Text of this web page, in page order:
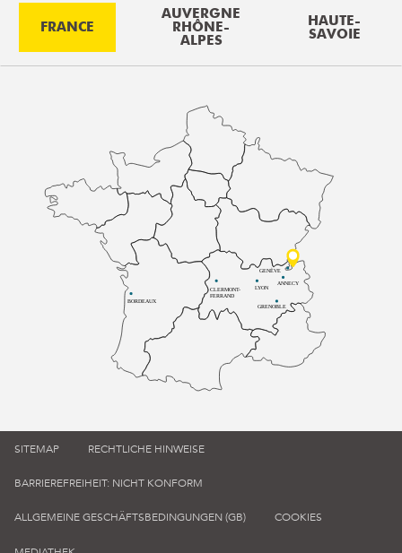
FRANCE
AUVERGNE
RHÔNE-
ALPES
HAUTE-
SAVOIE
BORDEAUX
CLERMONT-
FERRAND
LYON
ANNECY
GRENOBLE
GENÈVE
SITEMAP RECHTLICHE HINWEISE
BARRIEREFREIHEIT: NICHT KONFORM
ALLGEMEINE GESCHÄFTSBEDINGUNGEN (GB) COOKIES